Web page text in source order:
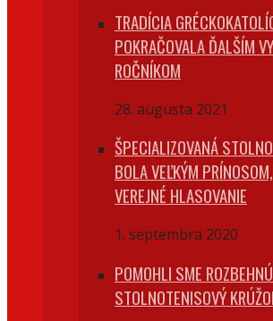
TRADÍCIA
POKRAČOVALA ĎALŠÍM
ROČNÍKOM
28. augusta 2021
ŠPECIALIZOVANÁ
BOLA VEĽKÝM
VEREJNÉ HLASOVANIE
1. septembra 2020
POMOHLI SME
STOLNOTENISOVÝ